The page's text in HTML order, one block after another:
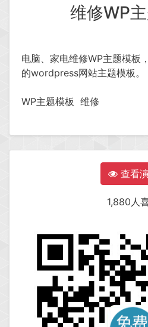
维修WP
电脑、家电维修WP主题模板
的wordpress网站主题模板。
WP主题模板 维修
查看
1,880人